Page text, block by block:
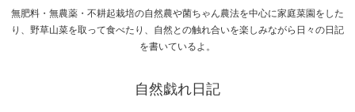
無肥料・無農薬・不耕起栽培の自然農や菌ちゃん農法を中心に家庭菜園をした
り、野草山菜を取って食べたり、自然との触れ合いを楽しみながら日々の日記
を書いているよ。
自然戯れ日記